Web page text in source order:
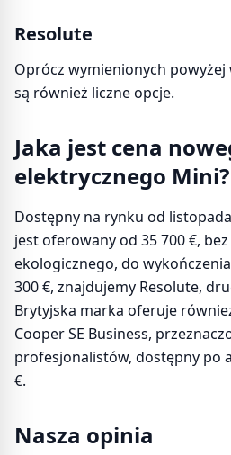
Resolute
Oprócz wymienionych
są również liczne opcje.
Jaka jest cena
elektrycznego Mini?
Dostępny na rynku od
jest oferowany od 35 700 €,
ekologicznego, do
300 €, znajdujemy Resolute,
Brytyjska marka oferuje
Cooper SE Business,
profesjonalistów, dostępny po
€.
Nasza opinia